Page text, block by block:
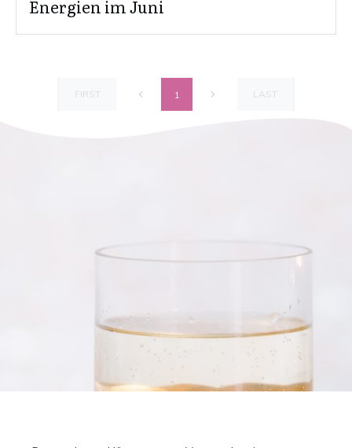
Energien im Juni
FIRST 1 LAST